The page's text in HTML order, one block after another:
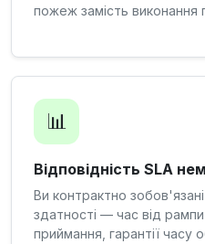
пожеж замість виконання
📊
Відповідність SLA
Ви контрактно
здатності — час від
приймання, гарантії часу